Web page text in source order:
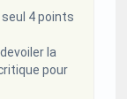
4 points
la
pour